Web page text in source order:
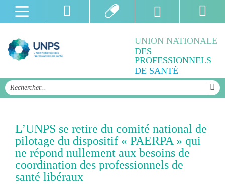
UNION NATIONALE
DES
PROFESSIONNELS
DE SANTÉ
L’UNPS se retire du comité national de
pilotage du dispositif « PAERPA » qui
ne répond nullement aux besoins de
coordination des professionnels de
santé libéraux